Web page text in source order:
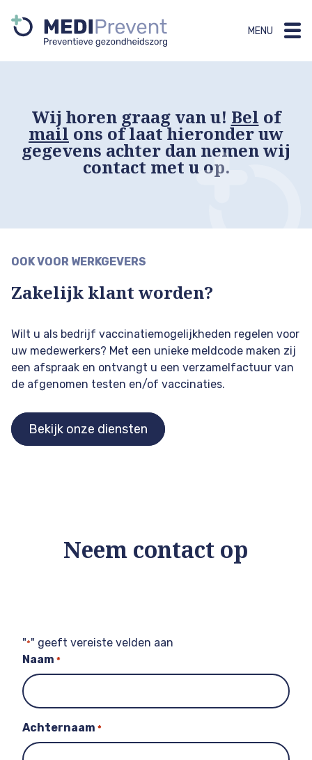
MENU
Wij horen graag van u! Bel of
mail ons of laat hieronder uw
gegevens achter dan nemen wij
contact met u op.
OOK VOOR WERKGEVERS
Zakelijk klant worden?
Wilt u als bedrijf vaccinatiemogelijkheden regelen voor
uw medewerkers? Met een unieke meldcode maken zij
een afspraak en ontvangt u een verzamelfactuur van
de afgenomen testen en/of vaccinaties.
Bekijk onze diensten
Neem contact op
"*" geeft vereiste velden aan
Naam *
Achternaam *